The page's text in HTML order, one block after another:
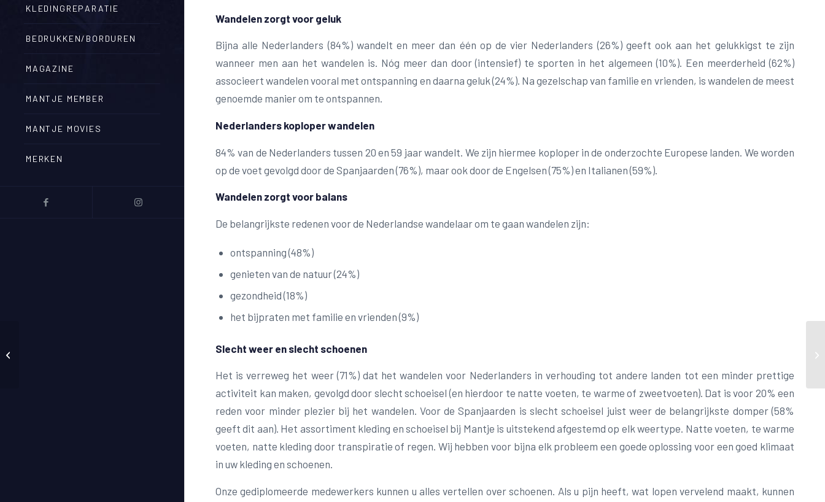
KLEDINGREPARATIE
BEDRUKKEN/BORDUREN
MAGAZINE
MANTJE MEMBER
MANTJE MOVIES
MERKEN
Wandelen zorgt voor geluk
Bijna alle Nederlanders (84%) wandelt en meer dan één op de vier Nederlanders (26%) geeft ook aan het gelukkigst te zijn
wanneer men aan het wandelen is. Nóg meer dan door (intensief) te sporten in het algemeen (10%). Een meerderheid (62%)
associeert wandelen vooral met ontspanning en daarna geluk (24%). Na gezelschap van familie en vrienden, is wandelen de meest
genoemde manier om te ontspannen.
Nederlanders koploper wandelen
84% van de Nederlanders tussen 20 en 59 jaar wandelt. We zijn hiermee koploper in de onderzochte Europese landen. We worden
op de voet gevolgd door de Spanjaarden (76%), maar ook door de Engelsen (75%) en Italianen (59%).
Wandelen zorgt voor balans
De belangrijkste redenen voor de Nederlandse wandelaar om te gaan wandelen zijn:
ontspanning (48%)
genieten van de natuur (24%)
gezondheid (18%)
het bijpraten met familie en vrienden (9%)
Slecht weer en slecht schoenen
Het is verreweg het weer (71%) dat het wandelen voor Nederlanders in verhouding tot andere landen tot een minder prettige
activiteit kan maken, gevolgd door slecht schoeisel (en hierdoor te natte voeten, te warme of zweetvoeten). Dat is voor 20% een
reden voor minder plezier bij het wandelen. Voor de Spanjaarden is slecht schoeisel juist weer de belangrijkste domper (58%
geeft dit aan). Het assortiment kleding en schoeisel bij Mantje is uitstekend afgestemd op elk weertype. Natte voeten, te warme
voeten, natte kleding door transpiratie of regen. Wij hebben voor bijna elk probleem een goede oplossing voor een goed klimaat
in uw kleding en schoenen.
Onze gediplomeerde medewerkers kunnen u alles vertellen over schoenen. Als u pijn heeft, wat lopen vervelend maakt, kunnen